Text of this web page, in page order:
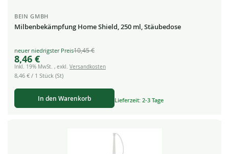
BEIN GMBH
Milbenbekämpfung Home Shield, 250 ml, Stäubedose
Special
Price
8,46 €
10,45 €
Inkl. 19% MwSt. , exkl. Versandkosten
8,46 € / 1 Stück (St)
In den Warenkorb Lieferzeit: 2-3 Tage